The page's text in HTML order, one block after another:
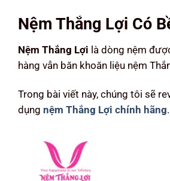
Nệm Thắng Lợi Có
Nệm Thắng Lợi là dòng nệm
hàng vẫn băn khoăn liệu nệm
Trong bài viết này, chúng tôi sẽ
dụng nệm Thắng Lợi chính hãng.